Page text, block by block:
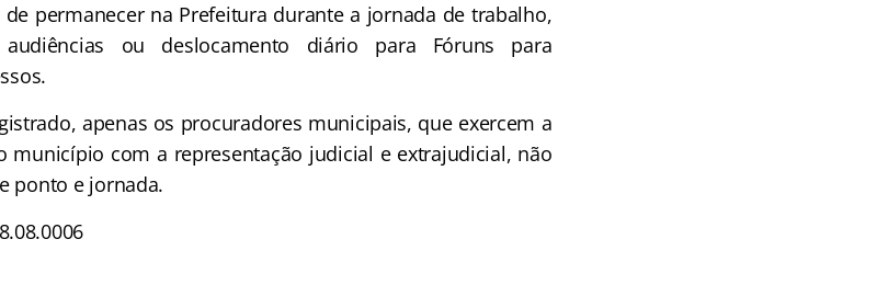
permanecer na Prefeitura durante a jornada de trabalho,
ou deslocamento diário para Fóruns para
apenas os procuradores municipais, que exercem a
município com a representação judicial e extrajudicial, não
ponto e jornada.